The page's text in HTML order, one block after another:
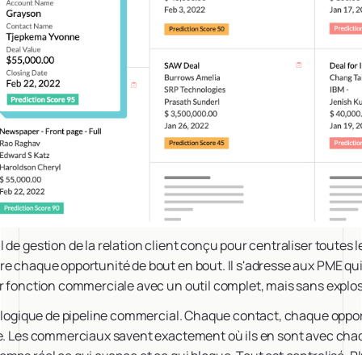
de gestion de la relation client conçu pour centraliser toutes
chaque opportunité de bout en bout. Il s'adresse aux PME
commerciale avec un outil complet, mais sans
de pipeline commercial. Chaque contact, chaque
commerciaux savent exactement où ils en sont avec